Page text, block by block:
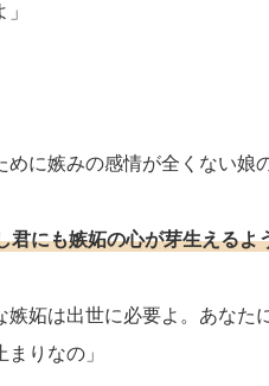
めに嫉みの感情が全くない娘
君にも嫉妬の心が芽生えるよ
嫉妬は出世に必要よ。あな
りなの」